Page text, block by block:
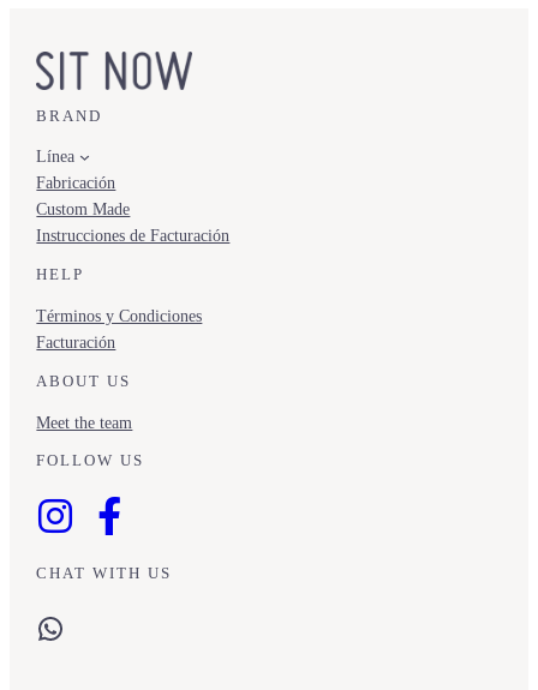
BRAND
Línea
Fabricación
Custom Made
Instrucciones de Facturación
HELP
Términos y Condiciones
Facturación
ABOUT US
Meet the team
FOLLOW US
CHAT WITH US
WhatsApp